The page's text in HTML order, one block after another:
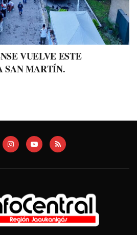
VUELVE ESTE
SAN MARTÍN.